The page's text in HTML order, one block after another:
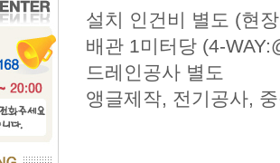
설치 인건비 별도 (현
배관 1미터당 (4-
드레인공사 별도
앵글제작, 전기공사,